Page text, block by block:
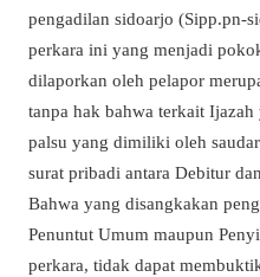
pengadilan sidoarjo (Sipp.pn-
perkara ini yang menjadi
dilaporkan oleh pelapor
tanpa hak bahwa terkait
palsu yang dimiliki oleh
surat pribadi antara Debitur
Bahwa yang disangkakan
Penuntut Umum maupun
perkara, tidak dapat